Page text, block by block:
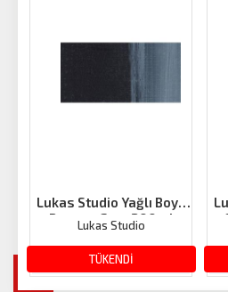
TÜKENDİ
Lukas Studio Yağlı Boya
Paynes Grey 200ml
Lukas Studio
1,004.08 TL